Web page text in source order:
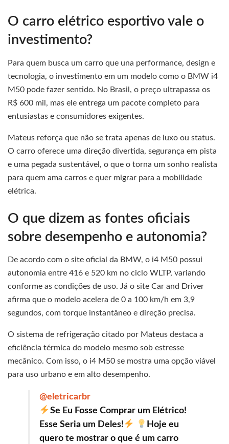
O carro elétrico esportivo vale o
investimento?
Para quem busca um carro que una performance, design e
tecnologia, o investimento em um modelo como o BMW i4
M50 pode fazer sentido. No Brasil, o preço ultrapassa os
R$ 600 mil, mas ele entrega um pacote completo para
entusiastas e consumidores exigentes.
Mateus reforça que não se trata apenas de luxo ou status.
O carro oferece uma direção divertida, segurança em pista
e uma pegada sustentável, o que o torna um sonho realista
para quem ama carros e quer migrar para a mobilidade
elétrica.
O que dizem as fontes oficiais
sobre desempenho e autonomia?
De acordo com o site oficial da BMW, o i4 M50 possui
autonomia entre 416 e 520 km no ciclo WLTP, variando
conforme as condições de uso. Já o site Car and Driver
afirma que o modelo acelera de 0 a 100 km/h em 3,9
segundos, com torque instantâneo e direção precisa.
O sistema de refrigeração citado por Mateus destaca a
eficiência térmica do modelo mesmo sob estresse
mecânico. Com isso, o i4 M50 se mostra uma opção viável
para uso urbano e em alto desempenho.
@eletricarbr
Se Eu Fosse Comprar um Elétrico!
Esse Seria um Deles!
Hoje eu
quero te mostrar o que é um carro